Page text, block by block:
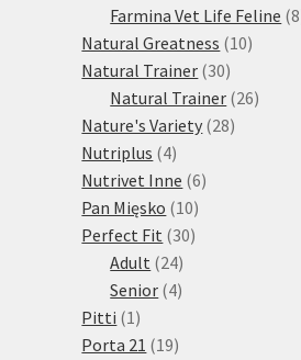
Farmina Vet Life Feline 8
Natural Greatness 1010
Natural Trainer 3030
produktů
Natural Trainer 2626
Nature's Variety 2828
Nutriplus 44
produkty
Nutrivet Inne 66
Pan Mięsko 1010
produktů
Perfect Fit 3030
Adult 2424
produktů
Senior 44
Pitti 1 1
produkt
Porta 21 1919